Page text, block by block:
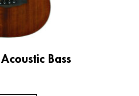
Bass